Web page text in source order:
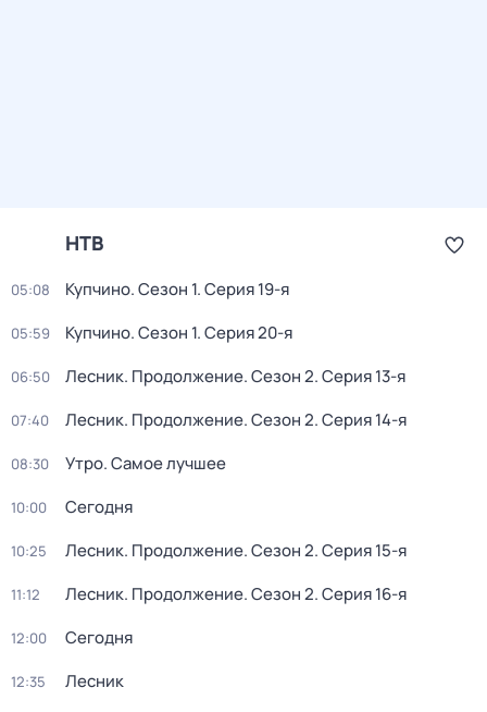
НТВ
05:08 Купчино. Сезон 1. Серия 19-я
05:59 Купчино. Сезон 1. Серия 20-я
06:50 Лесник. Продолжение. Сезон 2. Серия 13-я
07:40 Лесник. Продолжение. Сезон 2. Серия 14-я
08:30 Утро. Самое лучшее
10:00 Сегодня
10:25 Лесник. Продолжение. Сезон 2. Серия 15-я
11:12 Лесник. Продолжение. Сезон 2. Серия 16-я
12:00 Сегодня
12:35 Лесник